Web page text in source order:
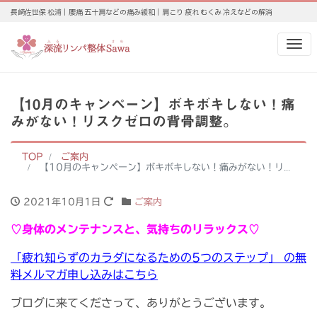
長崎佐世保 松浦｜腰痛 五十肩などの痛み緩和｜肩こり 疲れ むくみ 冷えなどの解消
【10月のキャンペーン】ボキボキしない！痛
みがない！リスクゼロの背骨調整。
TOP
ご案内
2021年10月1日 ご案内
♡身体のメンテナンスと、気持ちのリラックス♡
「疲れ知らずのカラダになるための5つのステップ」 の無
料メルマガ申し込みはこちら
ブログに来てくださって、ありがとうございます。